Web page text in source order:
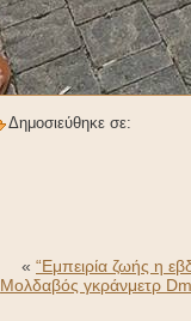
Δημοσιεύθηκε σε:
« “Εμπειρία ζωής η
Μολδαβός γκράνμετρ